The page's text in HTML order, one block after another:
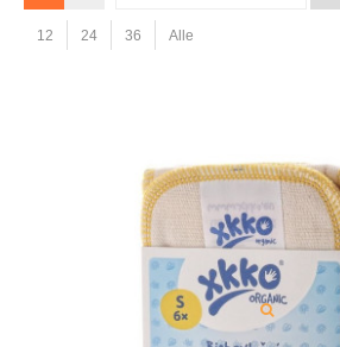
12 24 36 Alle